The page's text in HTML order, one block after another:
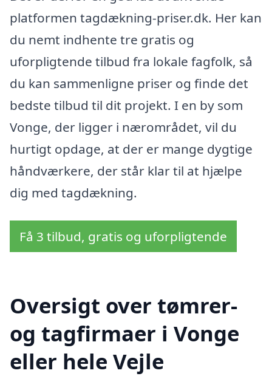
platformen tagdækning-priser.dk. Her kan
du nemt indhente tre gratis og
uforpligtende tilbud fra lokale fagfolk, så
du kan sammenligne priser og finde det
bedste tilbud til dit projekt. I en by som
Vonge, der ligger i nærområdet, vil du
hurtigt opdage, at der er mange dygtige
håndværkere, der står klar til at hjælpe
dig med tagdækning.
Få 3 tilbud, gratis og uforpligtende
Oversigt over tømrer-
og tagfirmaer i Vonge
eller hele Vejle